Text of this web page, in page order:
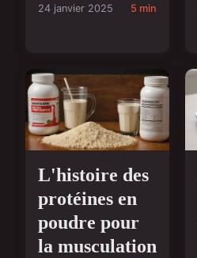
24 janvier 2025 5 min
L'histoire des
protéines en
poudre pour
la musculation